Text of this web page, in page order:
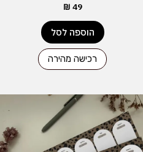
₪ 49
הוספה לסל
רכישה מהירה
למוצר
זה
מספר